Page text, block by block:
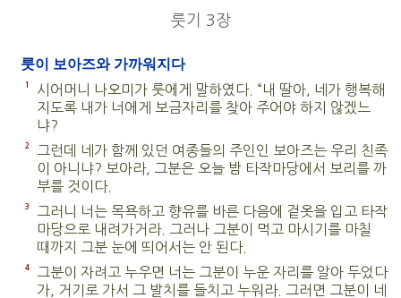
룻기 3장
룻이 보아즈와 가까워지다
1
시어머니 나오미가 룻에게 말하였다. “내 딸아, 네가 행복해
지도록 내가 너에게 보금자리를 찾아 주어야 하지 않겠느
냐?
2
그런데 네가 함께 있던 여종들의 주인인 보아즈는 우리 친족
이 아니냐? 보아라, 그분은 오늘 밤 타작마당에서 보리를 까
부를 것이다.
3
그러니 너는 목욕하고 향유를 바른 다음에 겉옷을 입고 타작
마당으로 내려가거라. 그러나 그분이 먹고 마시기를 마칠
때까지 그분 눈에 띄어서는 안 된다.
4
그분이 자려고 누우면 너는 그분이 누운 자리를 알아 두었다
가, 거기로 가서 그 발치를 들치고 누워라. 그러면 그분이 네